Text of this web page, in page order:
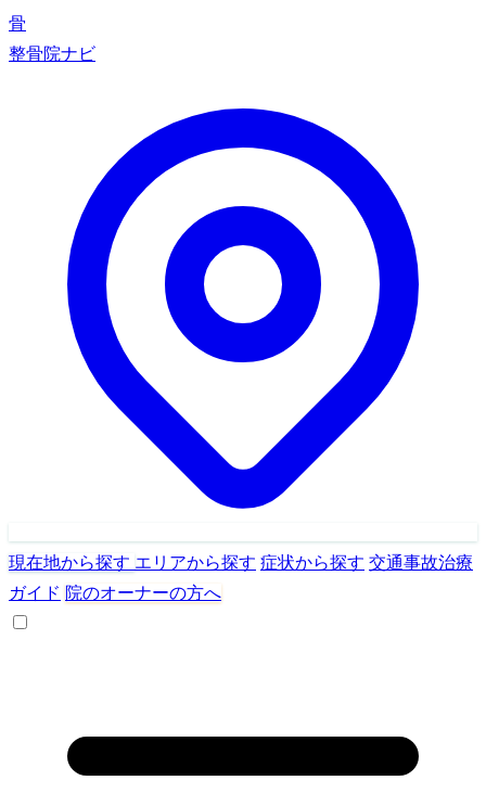
骨
整骨院ナビ
現在地から探す エリアから探す 症状から探す 交通事故治療
ガイド 院のオーナーの方へ